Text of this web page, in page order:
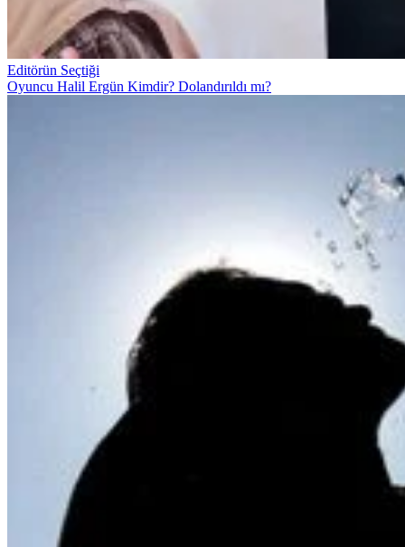
Editörün Seçtiği
Oyuncu Halil Ergün Kimdir? Dolandırıldı mı?